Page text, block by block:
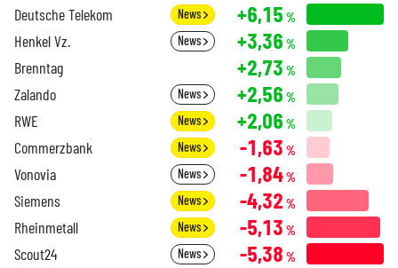
Deutsche Telekom News +6,15 %
Henkel Vz. News +3,36 %
Brenntag +2,73 %
Zalando News +2,56 %
RWE News +2,06 %
Commerzbank News -1,63 %
Vonovia News -1,84%
Siemens News -4,32 %
Rheinmetall News -5,13 %
Scout24 News -5,38 %